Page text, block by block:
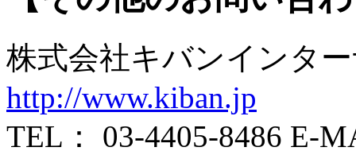
株式会社キバンインタ
http://www.kiban.jp
TEL： 03-4405-8486 E-